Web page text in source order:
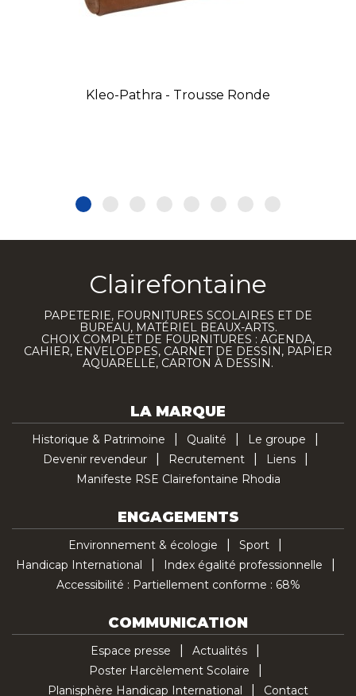
Kleo-Pathra - Trousse Ronde
Clairefontaine
PAPETERIE, FOURNITURES SCOLAIRES ET DE
BUREAU, MATÉRIEL BEAUX-ARTS.
CHOIX COMPLET DE FOURNITURES : AGENDA,
CAHIER, ENVELOPPES, CARNET DE DESSIN, PAPIER
AQUARELLE, CARTON À DESSIN.
LA MARQUE
Historique & Patrimoine Qualité
Le groupe
Devenir revendeur
Recrutement
Liens
Manifeste RSE Clairefontaine Rhodia
ENGAGEMENTS
Environnement & écologie
Sport
Handicap International
Index égalité professionnelle
Accessibilité : Partiellement conforme : 68%
COMMUNICATION
Espace presse
Actualités
Poster Harcèlement Scolaire
Planisphère Handicap International
Contact